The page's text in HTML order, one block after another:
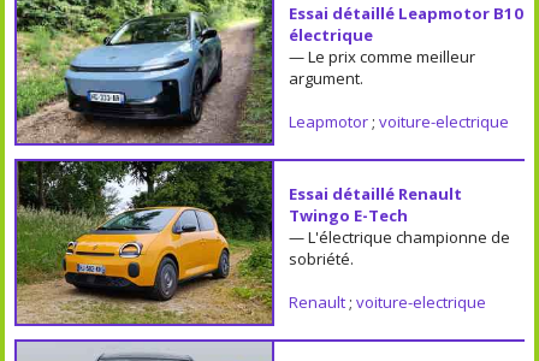
Essai détaillé Leapmotor B10
électrique
— Le prix comme meilleur
argument.
Leapmotor; voiture-electrique
Essai détaillé Renault
Twingo E-Tech
— L'électrique championne de
sobriété.
Renault; voiture-electrique